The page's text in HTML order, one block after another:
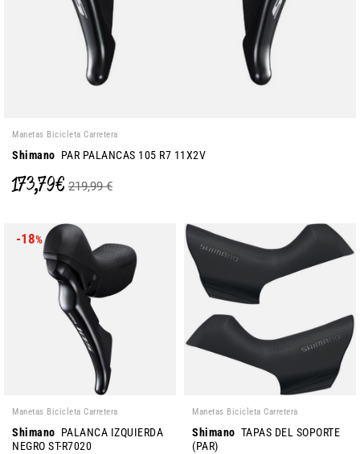
Manetas Bicicleta Carretera
Shimano PAR PALANCAS 105 R7 11X2V
173,79 € 219,99 €
-18%
Manetas Bicicleta Carretera
Shimano PALANCA IZQUIERDA
NEGRO ST-R7020
Manetas Bicicleta Carretera
Shimano TAPAS DEL SOPORTE
(PAR)